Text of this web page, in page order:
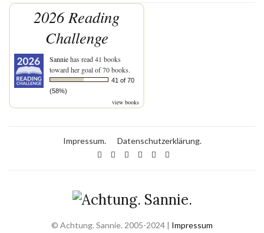
2026 Reading
Challenge
Sanniehas read 41 books
toward her goal of 70 books.
41 of 70
(58%)
view books
Impressum. Datenschutzerklärung.
© Achtung. Sannie. 2005-2024 | Impressum